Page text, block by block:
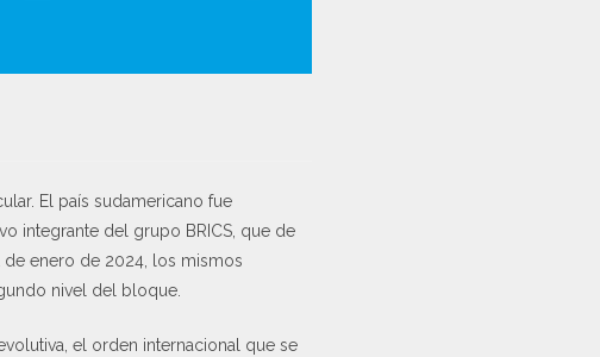
El país sudamericano fue
integrante del grupo BRICS, que de
de enero de 2024, los mismos
nivel del bloque.
el orden internacional que se